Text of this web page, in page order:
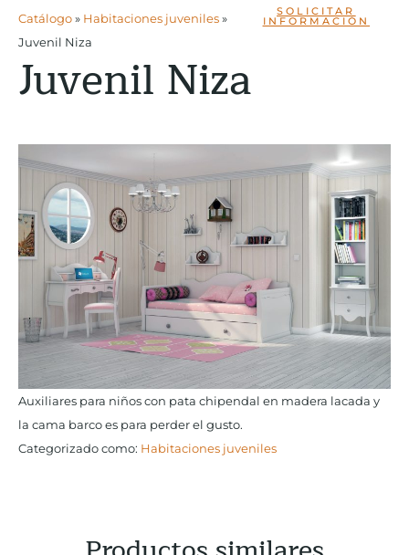
Catálogo» Habitaciones juveniles»
Juvenil Niza
SOLICITAR
INFORMACIÓN
Juvenil Niza
Auxiliares para niños con pata chipendal en madera lacada y
la cama barco es para perder el gusto.
Categorizado como: Habitaciones juveniles